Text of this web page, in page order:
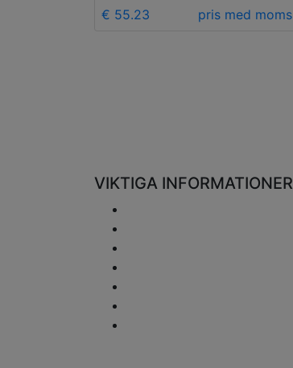
€ 55.23 pris med moms
VIKTIGA INFORMATIONER